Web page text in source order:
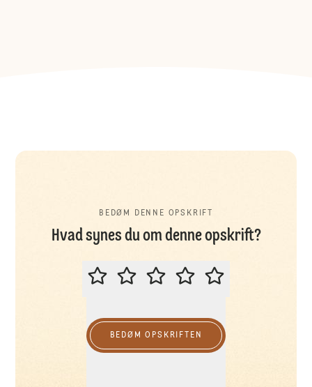
BEDØM DENNE OPSKRIFT
Hvad synes du om denne opskrift?
BEDØM DENNE OPSKRIFT
BEDØM OPSKRIFTEN